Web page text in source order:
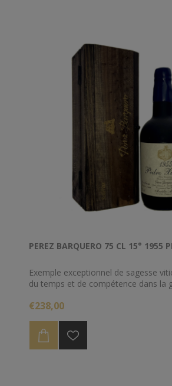
PEREZ BARQUERO 75 CL 15° 1955
Exemple exceptionnel de sagesse
du temps et de compétence dans la
suite de cela, des vins culminants. Un
Le côté doux, intime et charmeur du
historique de Montilla-Moriles. Il est
€238,00